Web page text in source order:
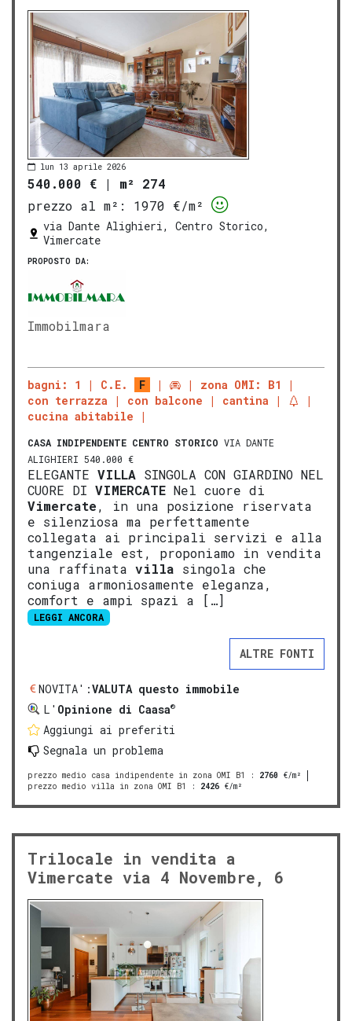
lun 13 aprile 2026
540.000 € | m² 274
prezzo al m²:
1970 €/m²
via Dante Alighieri, Centro Storico,
Vimercate
PROPOSTO DA:
Immobilmara
bagni: 1 C.E. F
zona OMI: B1
con terrazza
con balcone
cantina
cucina abitabile
CASA INDIPENDENTE CENTRO STORICO VIA DANTE
ALIGHIERI 540.000 €
ELEGANTE VILLA SINGOLA CON GIARDINO NEL
CUORE DI VIMERCATE Nel cuore di
Vimercate, in una posizione riservata
e silenziosa ma perfettamente
collegata ai principali servizi e alla
tangenziale est, proponiamo in vendita
una raffinata villa singola che
coniuga armoniosamente eleganza,
comfort e ampi spazi a […]
LEGGI ANCORA
ALTRE FONTI
NOVITA':VALUTA questo immobile
L' Opinione di Caasa®
Aggiungi ai preferiti
Segnala un problema
prezzo medio casa indipendente in zona OMI B1 : 2760 €/m²
prezzo medio villa in zona OMI B1
: 2426 €/m²
Trilocale in vendita a
Vimercate via 4 Novembre, 6